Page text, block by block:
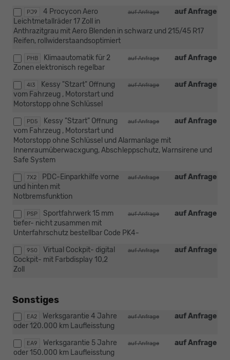
PJ9 auf Anfrage
auf Anfrage
4 Procycon Aero
Leichtmetallräder 17 Zoll in
Anthrazitgrau mit Aero Blenden in schwarz und 215/45 R17
Reifen, rollwiderstaandsoptimiert
PHB auf Anfrage
auf Anfrage
Klimaautomatik für 2
Zonen elektronisch regelbar
4I3 auf Anfrage
auf Anfrage
Kessy "Stzart" Offnung
vom Fahrzeug , Motorstart und
Motorstopp ohne Schlüssel
PD5 auf Anfrage
auf Anfrage
Kessy "Stzart" Offnung
vom Fahrzeug , Motorstart und
Motorstopp ohne Schlüssel und Alarmanlage mit
Innenraumüberwacxgung, Abschleppschutz, Warnsirene und
Safe System
7X2 auf Anfrage
auf Anfrage
PDC-Einparkhilfe vorne
und hinten mit
Notbremsfunktion
PSP auf Anfrage
auf Anfrage
Sportfahrwerk 15 mm
tiefer- nicht zusammen mit
Unterfahrschutz bestellbar Code PK4-
9S0 auf Anfrage
auf Anfrage
Virtual Cockpit- digital
Cockpit- mit Farbdisplay 10,2
Zoll
Sonstiges
EA2 auf Anfrage
auf Anfrage
Werksgarantie 4 Jahre
oder 120.000 km Laufleisstung
EA9 auf Anfrage
auf Anfrage
Werksgarantie 5 Jahre
oder 150.000 km Laufleisstung